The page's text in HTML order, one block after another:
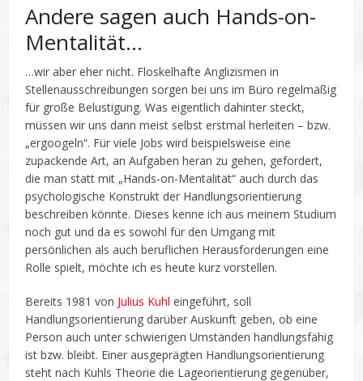
Andere sagen auch Hands-on-
Mentalität…
…wir aber eher nicht. Floskelhafte Anglizismen in
Stellenausschreibungen sorgen bei uns im Büro regelmäßig
für große Belustigung. Was eigentlich dahinter steckt,
müssen wir uns dann meist selbst erstmal herleiten – bzw.
„ergoogeln“. Für viele Jobs wird beispielsweise eine
zupackende Art, an Aufgaben heran zu gehen, gefordert,
die man statt mit „Hands-on-Mentalität“ auch durch das
psychologische Konstrukt der Handlungsorientierung
beschreiben könnte. Dieses kenne ich aus meinem Studium
noch gut und da es sowohl für den Umgang mit
persönlichen als auch beruflichen Herausforderungen eine
Rolle spielt, möchte ich es heute kurz vorstellen.
Bereits 1981 von Julius Kuhl eingeführt, soll
Handlungsorientierung darüber Auskunft geben, ob eine
Person auch unter schwierigen Umständen handlungsfähig
ist bzw. bleibt. Einer ausgeprägten Handlungsorientierung
steht nach Kuhls Theorie die Lageorientierung gegenüber,